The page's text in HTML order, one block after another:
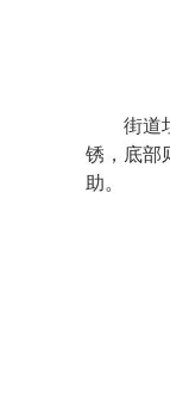
街道垃
锈，底部
助。